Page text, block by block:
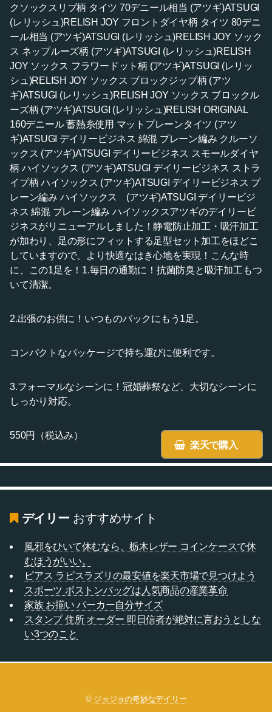
クソックスリブ柄 タイツ 70デニール相当 (アツギ)ATSUGI
(レリッシュ)RELISH JOY フロントダイヤ柄 タイツ 80デニ
ール相当 (アツギ)ATSUGI (レリッシュ)RELISH JOY ソック
ス ネップルーズ柄 (アツギ)ATSUGI (レリッシュ)RELISH
JOY ソックス フラワードット柄 (アツギ)ATSUGI (レリッ
シュ)RELISH JOY ソックス ブロックジップ柄 (アツ
ギ)ATSUGI (レリッシュ)RELISH JOY ソックス ブロックル
ーズ柄 (アツギ)ATSUGI (レリッシュ)RELISH ORIGINAL
160デニール 蓄熱糸使用 マットプレーンタイツ (アツ
ギ)ATSUGI デイリービジネス 綿混 プレーン編み クルーソ
ックス (アツギ)ATSUGI デイリービジネス スモールダイヤ
柄 ハイソックス (アツギ)ATSUGI デイリービジネス ストラ
イプ柄 ハイソックス (アツギ)ATSUGI デイリービジネス プ
レーン編み ハイソックス (アツギ)ATSUGI デイリービジ
ネス 綿混 プレーン編み ハイソックスアツギのデイリービ
ジネスがリニューアルしました！静電防止加工・吸汗加工
が加わり、足の形にフィットする足型セット加工をほどこ
していますので、より快適なはき心地を実現！こんな時
に、この1足を！1.毎日の通勤に！抗菌防臭と吸汗加工もつ
いて清潔。
2.出張のお供に！いつものバックにもう1足。
コンパクトなパッケージで持ち運びに便利です。
3.フォーマルなシーンに！冠婚葬祭など、大切なシーンに
しっかり対応。
楽天で購入
550円（税込み）
デイリー おすすめサイト
風邪をひいて休むなら、栃木レザー コインケースで休
むほうがいい。
ピアス ラピスラズリの最安値を楽天市場で見つけよう
スポーツ ボストンバッグは人気商品の産業革命
家族 お揃い パーカー自分サイズ
スタンプ 住所 オーダー 即日信者が絶対に言おうとしな
い3つのこと
© ジョジョの奇妙なデイリー